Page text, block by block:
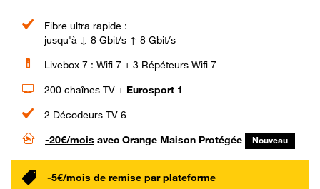
Fibre ultra rapide :
jusqu'à ↓ 8 Gbit/s ↑ 8 Gbit/s
Livebox 7 : Wifi 7 + 3 Répéteurs Wifi 7
200 chaînes TV + Eurosport 1
2 Décodeurs TV 6
-20€/mois avec Orange Maison Protégée Nouveau
-5€/mois de remise par plateforme